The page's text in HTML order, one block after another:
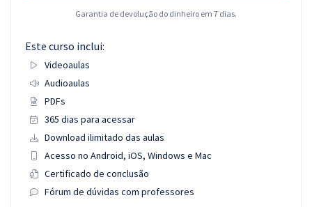
Garantia de devolução do dinheiro em 7 dias.
Este curso inclui:
Videoaulas
Audioaulas
PDFs
365 dias para acessar
Download ilimitado das aulas
Acesso no Android, iOS, Windows e Mac
Certificado de conclusão
Fórum de dúvidas com professores